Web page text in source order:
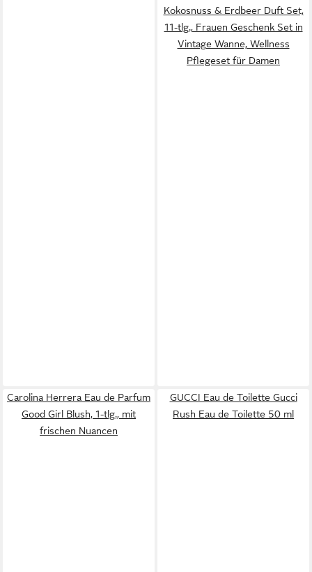
Kokosnuss & Erdbeer Duft Set,
11-tlg., Frauen Geschenk Set in
Vintage Wanne, Wellness
Pflegeset für Damen
Carolina Herrera Eau de Parfum
Good Girl Blush, 1-tlg., mit
frischen Nuancen
GUCCI Eau de Toilette Gucci
Rush Eau de Toilette 50 ml